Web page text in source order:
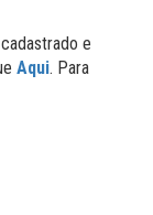
e
Aqui. Para